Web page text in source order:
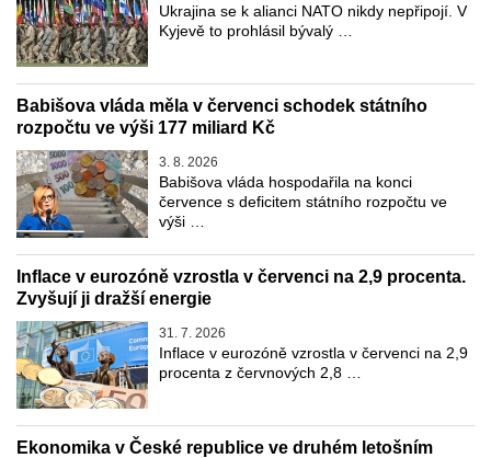
Ukrajina se k alianci NATO nikdy nepřipojí. V
Kyjevě to prohlásil bývalý …
Babišova vláda měla v červenci schodek státního
rozpočtu ve výši 177 miliard Kč
3. 8. 2026
Babišova vláda hospodařila na konci
července s deficitem státního rozpočtu ve
výši …
Inflace v eurozóně vzrostla v červenci na 2,9 procenta.
Zvyšují ji dražší energie
31. 7. 2026
Inflace v eurozóně vzrostla v červenci na 2,9
procenta z červnových 2,8 …
Ekonomika v České republice ve druhém letošním